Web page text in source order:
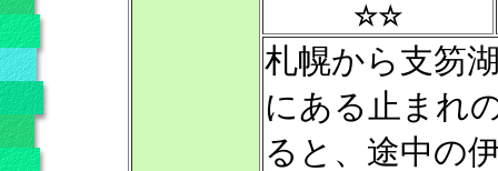
☆☆
札幌から支笏
にある止まれ
ると、途中の